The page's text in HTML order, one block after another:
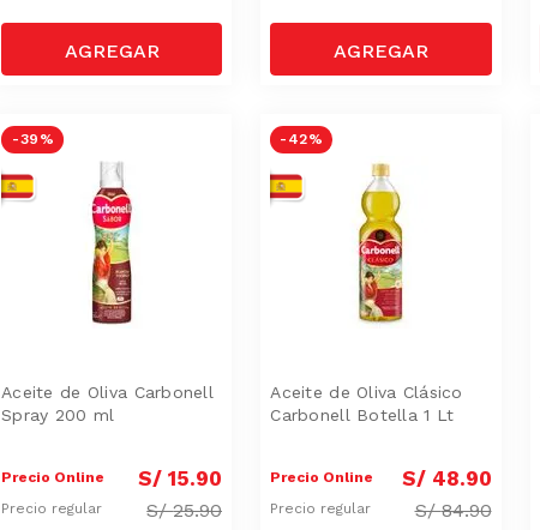
-39 %
Aceite de Oliva Carbonell
Spray 200 ml
Precio Online S/ 15.90
Precio regular S/25.90
- 42 %
Aceite de Oliva Clásico
Carbonell Botella 1 Lt
Precio Online S/ 48.90
Precio regular S/84.90